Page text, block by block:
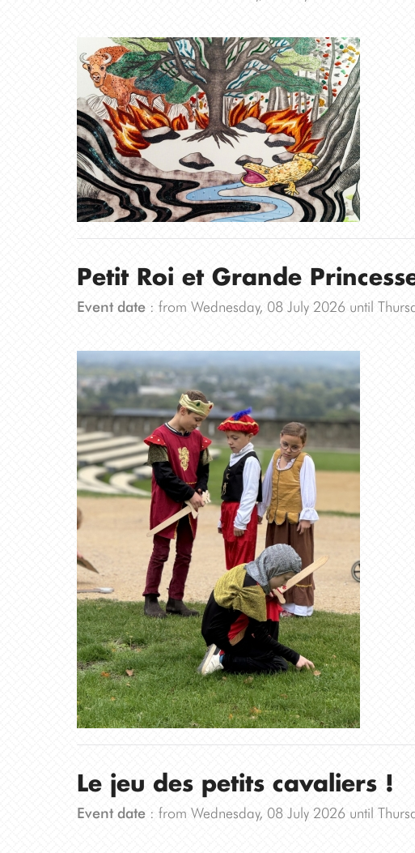
Petit Roi et Grande
Event date: from Wednesday, 08 July 2026 until
Le jeu des petits cavaliers !
Event date: from Wednesday, 08 July 2026 until